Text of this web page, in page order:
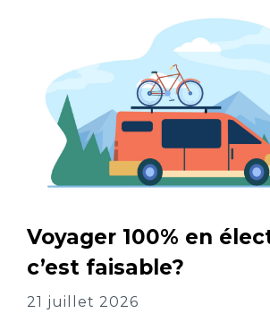
Voyager 100% en
c’est faisable?
21 juillet 2026